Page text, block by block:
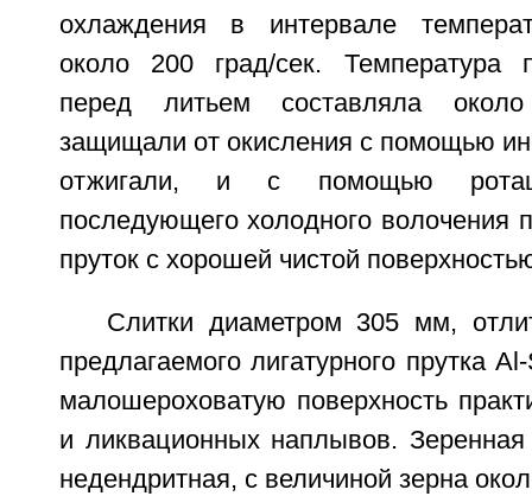
охлаждения в интервале
около 200 град/сек. Температура
перед литьем составляла
защищали от окисления с помощью
отжигали, и с помощью
последующего холодного волочения
пруток с хорошей чистой
Слитки диаметром 305 мм,
предлагаемого лигатурного прутка
малошероховатую поверхность
и ликвационных наплывов. Зеренная
недендритная, с величиной зерна